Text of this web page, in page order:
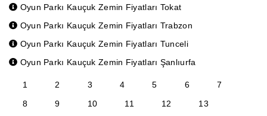
Oyun Parkı Kauçuk Zemin Fiyatları Tokat
Oyun Parkı Kauçuk Zemin Fiyatları Trabzon
Oyun Parkı Kauçuk Zemin Fiyatları Tunceli
Oyun Parkı Kauçuk Zemin Fiyatları Şanlıurfa
1 2 3 4 5 6
7
8
9 10 11 12
13